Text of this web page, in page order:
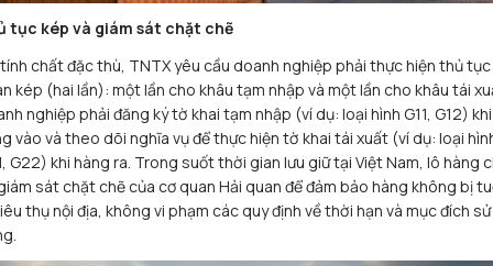
tục kép và giám sát chặt chẽ
chất đặc thù, TNTX yêu cầu doanh nghiệp phải thực hiện thủ tục
kép (hai lần): một lần cho khâu tạm nhập và một lần cho khâu tái
nghiệp phải đăng ký tờ khai tạm nhập (ví dụ: loại hình G11, G12) khi
vào và theo dõi nghĩa vụ để thực hiện tờ khai tái xuất (ví dụ: loại
G22) khi hàng ra. Trong suốt thời gian lưu giữ tại Việt Nam, lô hàng
sát chặt chẽ của cơ quan Hải quan để đảm bảo hàng không bị
thụ nội địa, không vi phạm các quy định về thời hạn và mục đích sử